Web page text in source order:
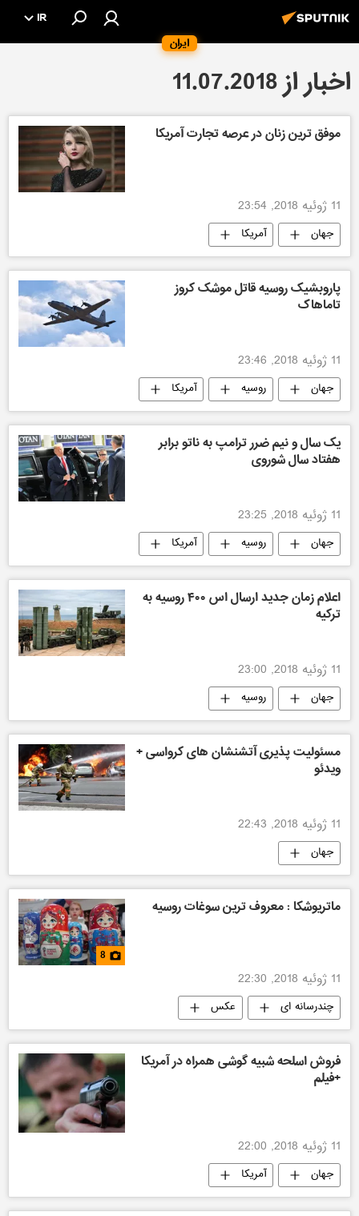
ایران
IR
اخبار از 11.07.2018
موفق ترین زنان در عرصه تجارت آمریکا
11 ژوئیه 2018, 23:54
جهان آمریکا
پاروبشیک روسیه قاتل موشک کروز
تاماهاک
11 ژوئیه 2018, 23:46
جهان روسیه آمریکا
یک سال و نیم ضرر ترامپ به ناتو برابر
هفتاد سال شوروی
11 ژوئیه 2018, 23:25
جهان روسیه آمریکا
اعلام زمان جدید ارسال اس ۴۰۰ روسیه به
ترکیه
11 ژوئیه 2018, 23:00
جهان روسیه
مسئولیت پذیری آتشنشان های کرواسی +
ویدئو
11 ژوئیه 2018, 22:43
جهان
مسابقات فوتبال جام جهانی 2018 روسیه
ماتریوشکا : معروف ترین سوغات روسیه
8
11 ژوئیه 2018, 22:30
چندرسانه ای عکس
فروش اسلحه شبیه گوشی همراه در آمریکا
+فیلم
11 ژوئیه 2018, 22:00
جهان آمریکا